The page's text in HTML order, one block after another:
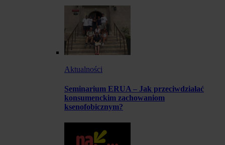
Aktualności
Seminarium ERUA – Jak przeciwdziałać
konsumenckim zachowaniom
ksenofobicznym?